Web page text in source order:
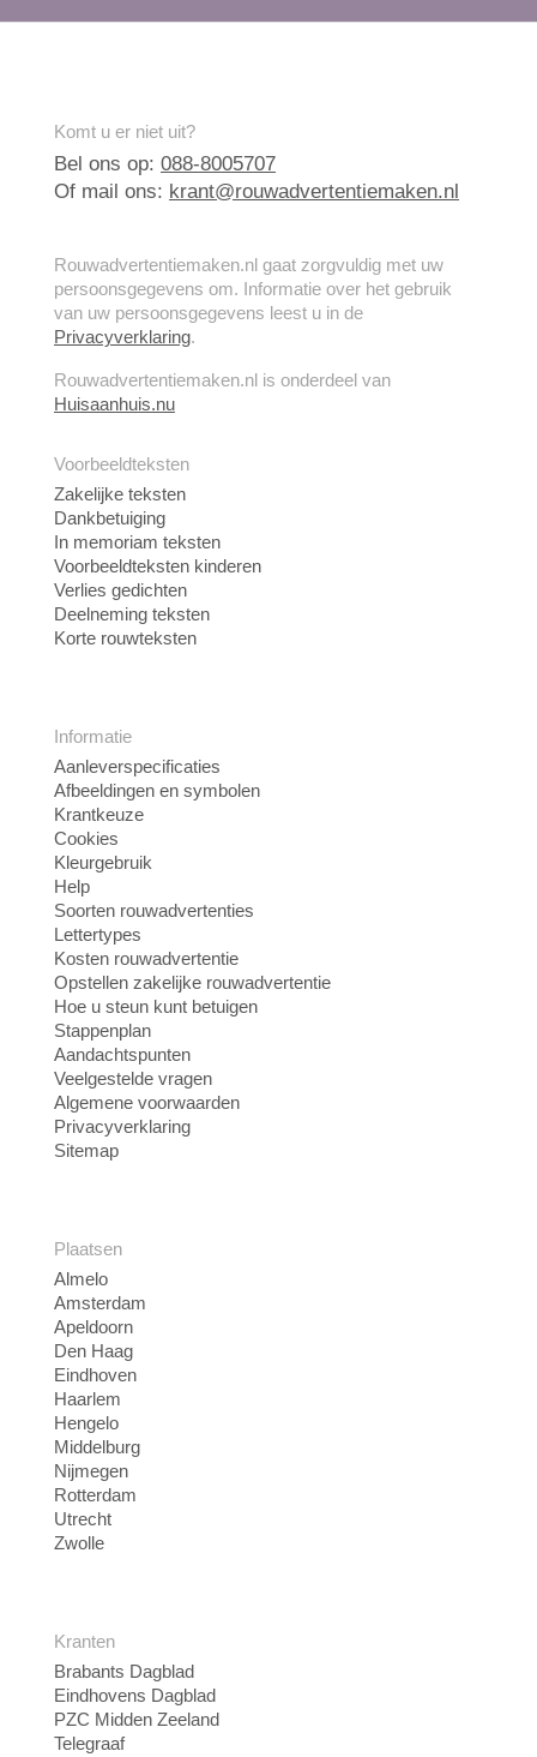
Komt u er niet uit?
Bel ons op: 088-8005707
Of mail ons: krant@rouwadvertentiemaken.nl
Rouwadvertentiemaken.nl gaat zorgvuldig met uw
persoonsgegevens om. Informatie over het gebruik
van uw persoonsgegevens leest u in de
Privacyverklaring.
Rouwadvertentiemaken.nl is onderdeel van
Huisaanhuis.nu
Voorbeeldteksten
Zakelijke teksten
Dankbetuiging
In memoriam teksten
Voorbeeldteksten kinderen
Verlies gedichten
Deelneming teksten
Korte rouwteksten
Informatie
Aanleverspecificaties
Afbeeldingen en symbolen
Krantkeuze
Cookies
Kleurgebruik
Help
Soorten rouwadvertenties
Lettertypes
Kosten rouwadvertentie
Opstellen zakelijke rouwadvertentie
Hoe u steun kunt betuigen
Stappenplan
Aandachtspunten
Veelgestelde vragen
Algemene voorwaarden
Privacyverklaring
Sitemap
Plaatsen
Almelo
Amsterdam
Apeldoorn
Den Haag
Eindhoven
Haarlem
Hengelo
Middelburg
Nijmegen
Rotterdam
Utrecht
Zwolle
Kranten
Brabants Dagblad
Eindhovens Dagblad
PZC Midden Zeeland
Telegraaf